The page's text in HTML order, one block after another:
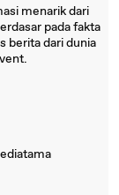
menarik dari
pada fakta
berita dari dunia